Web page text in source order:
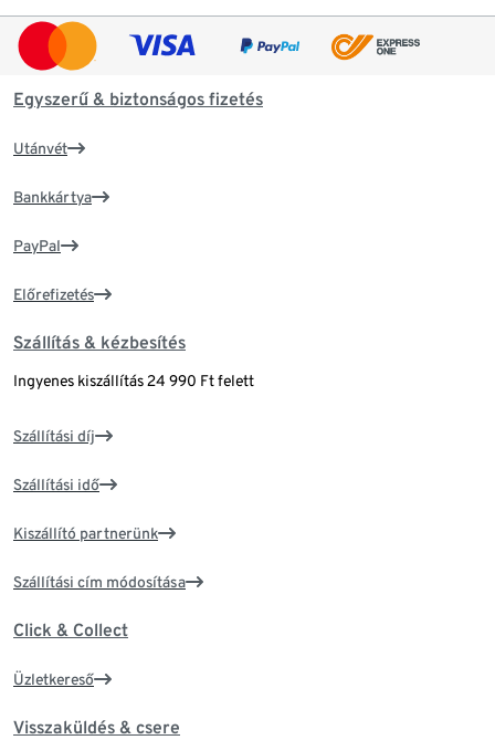
Egyszerű & biztonságos fizetés
Utánvét
Bankkártya
PayPal
Előrefizetés
Szállítás & kézbesítés
Ingyenes kiszállítás 24 990 Ft felett
Szállítási díj
Szállítási idő
Kiszállító partnerünk
Szállítási cím módosítása
Click & Collect
Üzletkereső
Visszaküldés & csere